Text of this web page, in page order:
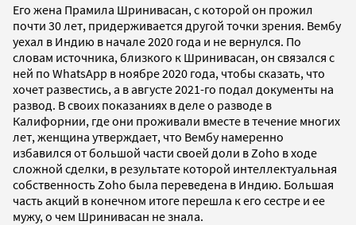
Его жена Прамила Шринивасан, с которой он прожил
почти 30 лет, придерживается другой точки зрения. Вембу
уехал в Индию в начале 2020 года и не вернулся. По
словам источника, близкого к Шринивасан, он связался с
ней по WhatsApp в ноябре 2020 года, чтобы сказать, что
хочет развестись, а в августе 2021-го подал документы на
развод. В своих показаниях в деле о разводе в
Калифорнии, где они проживали вместе в течение многих
лет, женщина утверждает, что Вембу намеренно
избавился от большой части своей доли в Zoho в ходе
сложной сделки, в результате которой интеллектуальная
собственность Zoho была переведена в Индию. Большая
часть акций в конечном итоге перешла к его сестре и ее
мужу, о чем Шринивасан не знала.